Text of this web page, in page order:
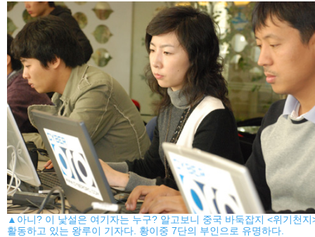
▲아니? 이 낯설은 여기자는 누구? 알고보니 중국 바둑잡지 <위기천지
활동하고 있는 왕루이 기자다. 황이중 7단의 부인으로 유명하다.